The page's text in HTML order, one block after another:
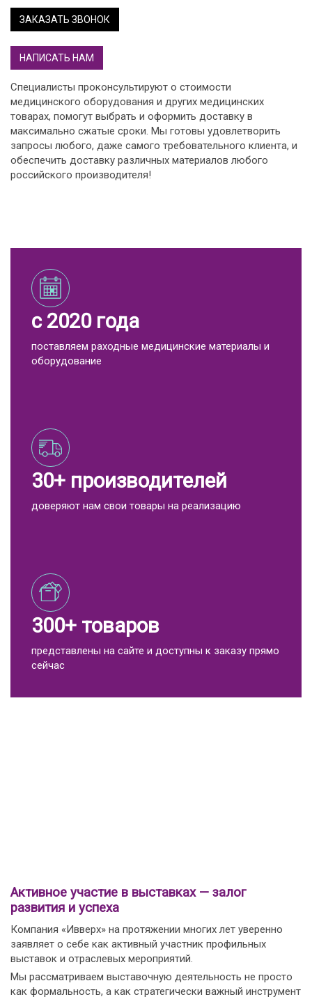
ЗАКАЗАТЬ ЗВОНОК
НАПИСАТЬ НАМ
Специалисты проконсультируют о стоимости
медицинского оборудования и других медицинских
товарах, помогут выбрать и оформить доставку в
максимально сжатые сроки. Мы готовы удовлетворить
запросы любого, даже самого требовательного клиента, и
обеспечить доставку различных материалов любого
российского производителя!
с 2020 года
поставляем раходные медицинские материалы и
оборудование
30+ производителей
доверяют нам свои товары на реализацию
300+ товаров
представлены на сайте и доступны к заказу прямо
сейчас
Активное участие в выставках — залог
развития и успеха
Компания «Ивверх» на протяжении многих лет уверенно
заявляет о себе как активный участник профильных
выставок и отраслевых мероприятий.
Мы рассматриваем выставочную деятельность не просто
как формальность, а как стратегически важный инструмент